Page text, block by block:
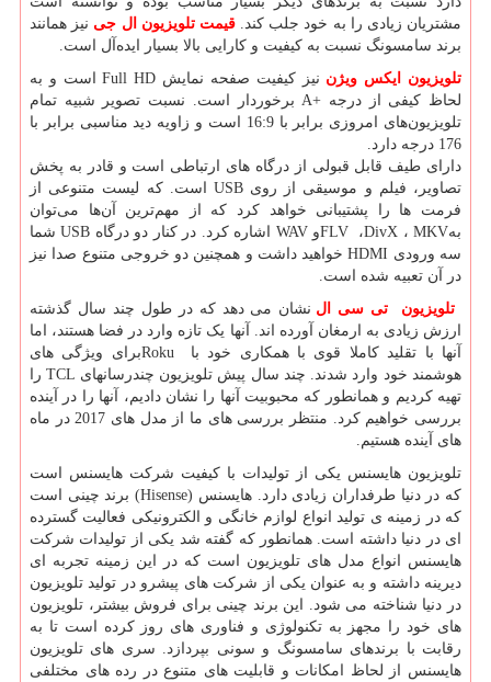
مشتریان زیادی را به خود جلب کند.قیمتتلویزیون ال جی نیز همانند
برند سامسونگ نسبت به کیفیت و کارایی بالا بسیار ایده‌آل است.
تلویزیون ایکس ویژن نیز کیفیت صفحه نمایش Full HD است و به
لحاظ کیفی از درجه A+ برخوردار است. نسبت تصویر شبیه تمام
تلویزیون‌های امروزی برابر با 16:9 است و زاویه دید مناسبی برابر با
176 درجه دارد.
دارای طیف قابل قبولی از درگاه های ارتباطی است و قادر به پخش
تصاویر، فیلم و موسیقی از روی USB است. که لیست متنوعی از
فرمت ها را پشتیبانی خواهد کرد که از مهم‌ترین آن‌ها می‌توان
بهMKV ، DivX، FLVو WAV اشاره کرد. در کنار دو درگاه USB شما
سه ورودی HDMI خواهید داشت و همچنین دو خروجی متنوع صدا نیز
در آن تعبیه شده است.
تلویزیون تی سی ال نشان می دهد که در طول چند سال گذشته
ارزش زیادی به ارمغان آورده اند. آنها یک تازه وارد در فضا هستند، اما
آنها با تقلید کاملا قوی با همکاری خود با
Rokuبرای ویژگی های
هوشمند خود وارد شدند. چند سال پیش تلویزیون چندرسانهای TCL را
تهیه کردیم و همانطور که محبوبیت آنها را نشان دادیم، آنها را در آینده
بررسی خواهیم کرد. منتظر بررسی های ما از مدل های 2017 در ماه
های آینده هستیم.
تلویزیون هایسنس یکی از تولیدات با کیفیت شرکت هایسنس است
که در دنیا طرفداران زیادی دارد. هایسنس (Hisense) برند چینی است
که در زمینه ی تولید انواع لوازم خانگی و الکترونیکی فعالیت گسترده
ای در دنیا داشته است. همانطور که گفته شد یکی از تولیدات شرکت
هایسنس انواع مدل های تلویزیون است که در این زمینه تجربه ای
دیرینه داشته و به عنوان یکی از شرکت های پیشرو در تولید تلویزیون
در دنیا شناخته می شود. این برند چینی برای فروش بیشتر، تلویزیون
های خود را مجهز به تکنولوژی و فناوری های روز کرده است تا به
رقابت با برندهای سامسونگ و سونی بپردازد. سری های تلویزیون
هایسنس از لحاظ امکانات و قابلیت های متنوع در رده های مختلفی